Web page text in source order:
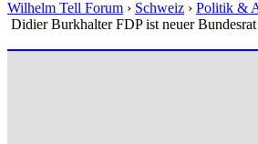
Wilhelm Tell Forum › Schweiz › Politik &
Didier Burkhalter FDP ist neuer